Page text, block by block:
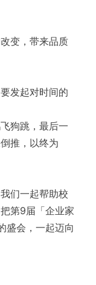
变，带来品质
发起对时间的
狗跳，最后一
推，以终为
们一起帮助校
第9届「企业家
盛会，一起迈向